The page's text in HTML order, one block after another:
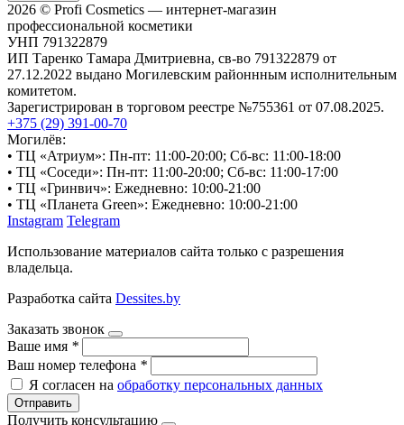
2026 © Profi Cosmetics — интернет-магазин
профессиональной косметики
УНП 791322879
ИП Таренко Тамара Дмитриевна, св-во 791322879 от
27.12.2022 выдано Могилевским районнным исполнительным
комитетом.
Зарегистрирован в торговом реестре №755361 от 07.08.2025.
+375 (29) 391-00-70
Могилёв:
• ТЦ «Атриум»: Пн-пт: 11:00-20:00; Сб-вс: 11:00-18:00
• ТЦ «Соседи»: Пн-пт: 11:00-20:00; Сб-вс: 11:00-17:00
• ТЦ «Гринвич»: Ежедневно: 10:00-21:00
• ТЦ «Планета Green»: Ежедневно: 10:00-21:00
Instagram Telegram
Использование материалов сайта только с разрешения
владельца.
Разработка сайта Dessites.by
Заказать звонок
Ваше имя *
Ваш номер телефона *
Я согласен на обработку персональных данных
Отправить
Получить консультацию